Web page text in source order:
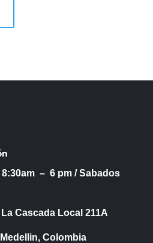
– 6 pm /Sabados
Cascada Local 211A
Colombia